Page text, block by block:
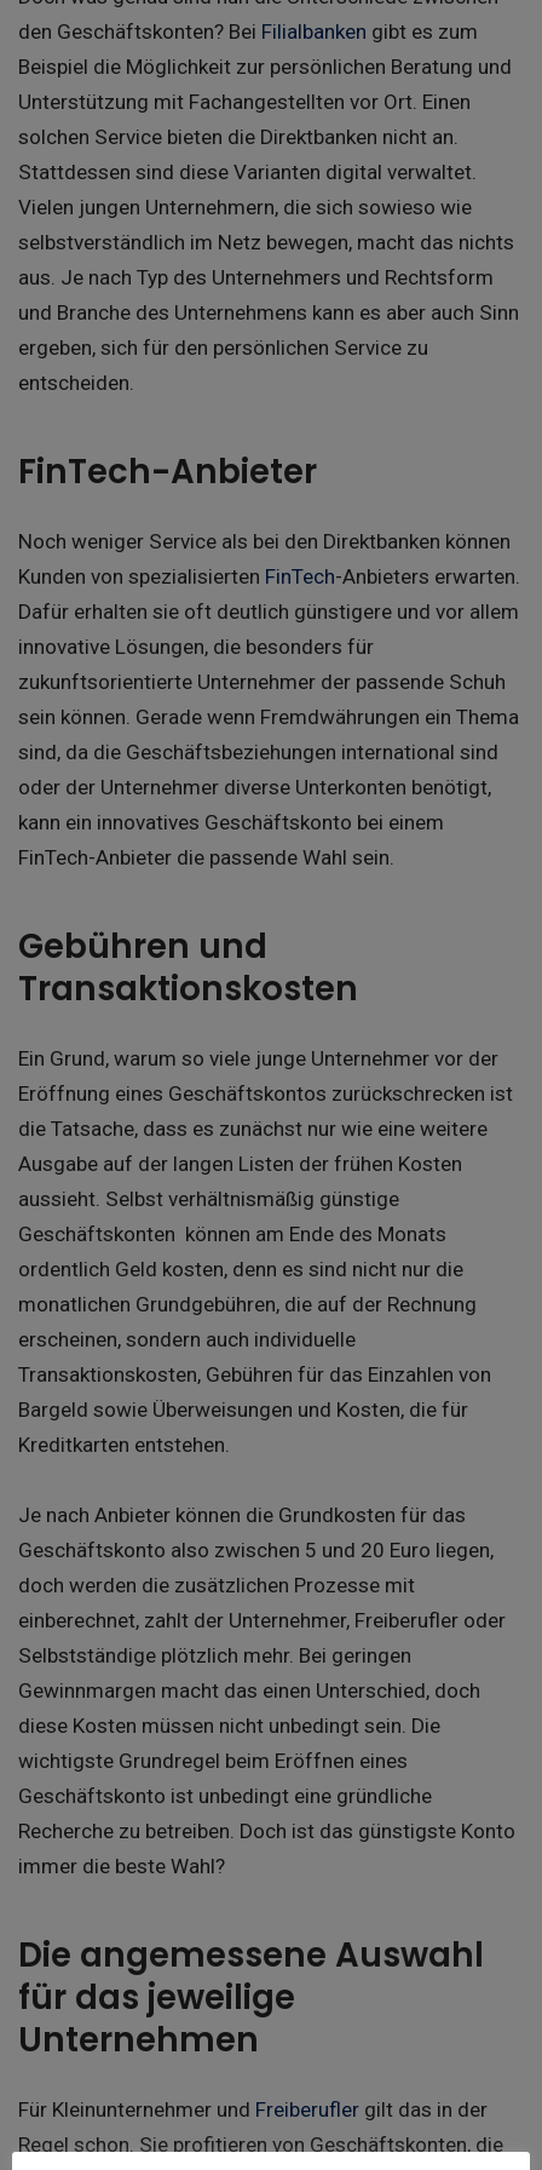
den Geschäftskonten? Bei Filialbanken gibt es zum
Beispiel die Möglichkeit zur persönlichen Beratung und
Unterstützung mit Fachangestellten vor Ort. Einen
solchen Service bieten die Direktbanken nicht an.
Stattdessen sind diese Varianten digital verwaltet.
Vielen jungen Unternehmern, die sich sowieso wie
selbstverständlich im Netz bewegen, macht das nichts
aus. Je nach Typ des Unternehmers und Rechtsform
und Branche des Unternehmens kann es aber auch Sinn
ergeben, sich für den persönlichen Service zu
entscheiden.
FinTech-Anbieter
Noch weniger Service als bei den Direktbanken können
Kunden von spezialisierten FinTech-Anbieters erwarten.
Dafür erhalten sie oft deutlich günstigere und vor allem
innovative Lösungen, die besonders für
zukunftsorientierte Unternehmer der passende Schuh
sein können. Gerade wenn Fremdwährungen ein Thema
sind, da die Geschäftsbeziehungen international sind
oder der Unternehmer diverse Unterkonten benötigt,
kann ein innovatives Geschäftskonto bei einem
FinTech-Anbieter die passende Wahl sein.
Gebühren und
Transaktionskosten
Ein Grund, warum so viele junge Unternehmer vor der
Eröffnung eines Geschäftskontos zurückschrecken ist
die Tatsache, dass es zunächst nur wie eine weitere
Ausgabe auf der langen Listen der frühen Kosten
aussieht. Selbst verhältnismäßig günstige
Geschäftskonten können am Ende des Monats
ordentlich Geld kosten, denn es sind nicht nur die
monatlichen Grundgebühren, die auf der Rechnung
erscheinen, sondern auch individuelle
Transaktionskosten, Gebühren für das Einzahlen von
Bargeld sowie Überweisungen und Kosten, die für
Kreditkarten entstehen.
Je nach Anbieter können die Grundkosten für das
Geschäftskonto also zwischen 5 und 20 Euro liegen,
doch werden die zusätzlichen Prozesse mit
einberechnet, zahlt der Unternehmer, Freiberufler oder
Selbstständige plötzlich mehr. Bei geringen
Gewinnmargen macht das einen Unterschied, doch
diese Kosten müssen nicht unbedingt sein. Die
wichtigste Grundregel beim Eröffnen eines
Geschäftskonto ist unbedingt eine gründliche
Recherche zu betreiben. Doch ist das günstigste Konto
immer die beste Wahl?
Die angemessene Auswahl
für das jeweilige
Unternehmen
Für Kleinunternehmer und Freiberufler gilt das in der
Regel schon. Sie profitieren von Geschäftskonten, die